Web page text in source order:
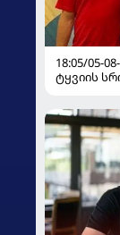
18:05/05-
ტყვიის